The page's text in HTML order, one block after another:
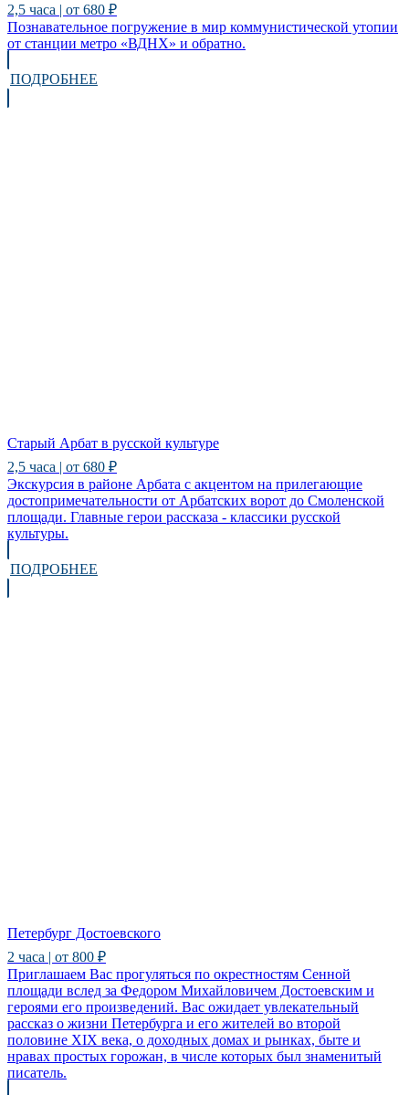
2,5 часа | от 680 ₽
Познавательное погружение в мир коммунистической утопии
от станции метро «ВДНХ» и обратно.
ПОДРОБНЕЕ
Старый Арбат в русской культуре
2,5 часа | от 680 ₽
Экскурсия в районе Арбата с акцентом на прилегающие
достопримечательности от Арбатских ворот до Смоленской
площади. Главные герои рассказа - классики русской
культуры.
ПОДРОБНЕЕ
Петербург Достоевского
2 часа | от 800 ₽
Приглашаем Вас прогуляться по окрестностям Сенной
площади вслед за Федором Михайловичем Достоевским и
героями его произведений. Вас ожидает увлекательный
рассказ о жизни Петербурга и его жителей во второй
половине XIX века, о доходных домах и рынках, быте и
нравах простых горожан, в числе которых был знаменитый
писатель.